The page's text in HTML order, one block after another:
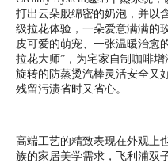
打出云朵般绵密的奶泡，并以
级拉花体验，一朵爱意满满的
皮可爱的萌宠、一张温暖治愈
拉花大师”，为宅家自制咖啡
旋转的防蒸烫汽棒灵活安全又
残留污渍省时又省心。
高端工艺的精致表现在外观上
族的家居美学需求，飞利浦双